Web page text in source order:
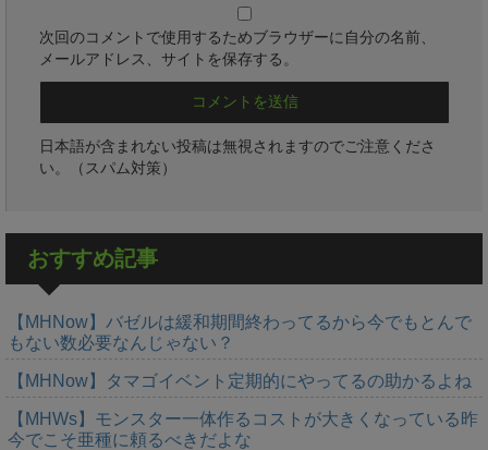
次回のコメントで使用するためブラウザーに自分の名前、
メールアドレス、サイトを保存する。
日本語が含まれない投稿は無視されますのでご注意くださ
い。（スパム対策）
おすすめ記事
【MHNow】バゼルは緩和期間終わってるから今でもとんで
もない数必要なんじゃない？
【MHNow】タマゴイベント定期的にやってるの助かるよね
【MHWs】モンスター一体作るコストが大きくなっている昨
今でこそ亜種に頼るべきだよな